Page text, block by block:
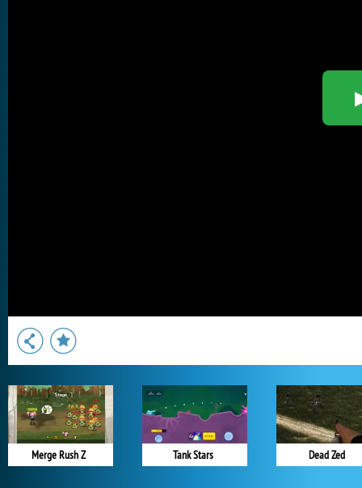
Merge Rush Z Tank Stars Dead Zed